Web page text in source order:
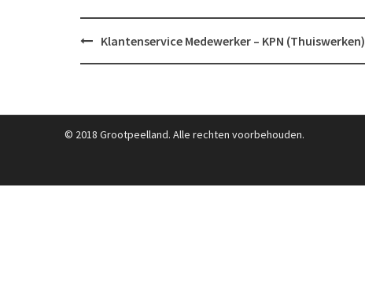
Post
navigation
Klantenservice Medewerker – KPN (Thuiswerken)
© 2018 Grootpeelland. Alle rechten voorbehouden.